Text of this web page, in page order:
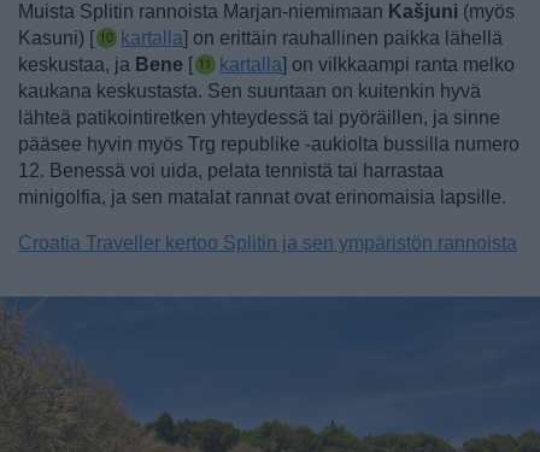
Muista Splitin rannoista Marjan-niemimaan Kašjuni (myös
Kasuni) [
kartalla ] on erittäin rauhallinen paikka lähellä
keskustaa, ja Bene kartalla ] on vilkkaampi ranta melko
kaukana keskustasta. Sen suuntaan on kuitenkin hyvä
lähteä patikointiretken yhteydessä tai pyöräillen, ja sinne
pääsee hyvin myös Trg republike -aukiolta bussilla numero
12. Benessä voi uida, pelata tennistä tai harrastaa
minigolfia, ja sen matalat rannat ovat erinomaisia lapsille.
Croatia Traveller kertoo Splitin ja sen ympäristön rannoista